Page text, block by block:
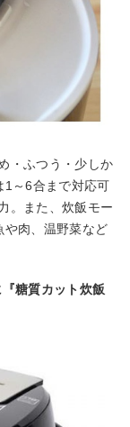
・ふつう・少しか
1～6合まで対応可
。また、炊飯モー
や肉、温野菜など
糖質カット炊飯